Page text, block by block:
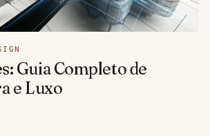
Guia Completo de
e Luxo